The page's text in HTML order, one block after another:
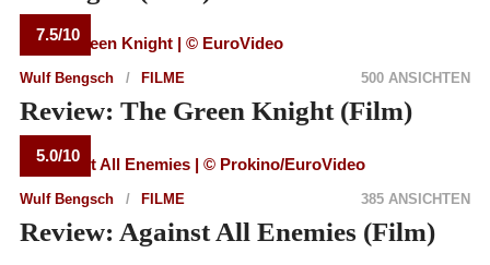
7.5/10
Wulf Bengsch FILME 500 ANSICHTEN
Review: The Green Knight (Film)
5.0/10
Wulf Bengsch FILME 385 ANSICHTEN
Review: Against All Enemies (Film)